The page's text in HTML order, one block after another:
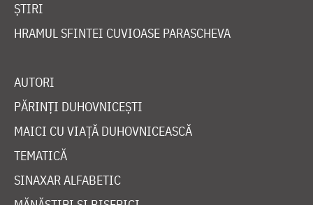
ȘTIRI
HRAMUL SFINTEI CUVIOASE PARASCHEVA
AUTORI
PĂRINȚI DUHOVNICEȘTI
MAICI CU VIAȚĂ DUHOVNICEASCĂ
TEMATICĂ
SINAXAR ALFABETIC